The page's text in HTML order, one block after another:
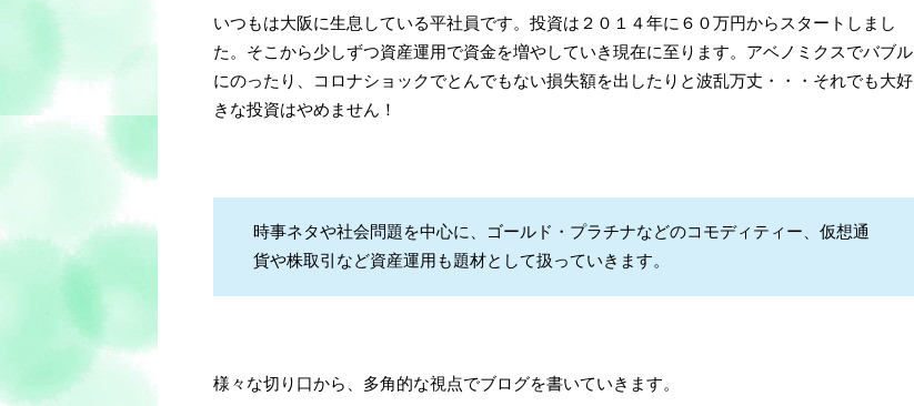
いつもは大阪に生息している平社員です。投資は２０１４年に６０万円からスタートしまし
た。そこから少しずつ資産運用で資金を増やしていき現在に至ります。アベノミクスでバブル
にのったり、コロナショックでとんでもない損失額を出したりと波乱万丈・・・それでも大好
きな投資はやめません！
時事ネタや社会問題を中心に、ゴールド・プラチナなどのコモディティー、仮想通
貨や株取引など資産運用も題材として扱っていきます。
様々な切り口から、多角的な視点でブログを書いていきます。